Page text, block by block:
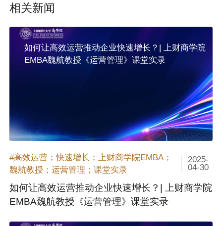
相关新闻
如何让高效运营推动企业快速增长？| 上财商学院
EMBA魏航教授《运营管理》课堂实录
#高效运营；快速增长；上财商学院EMBA；
魏航教授；运营管理；课堂实录
2025-
04-30
如何让高效运营推动企业快速增长？| 上财商学院
EMBA魏航教授《运营管理》课堂实录